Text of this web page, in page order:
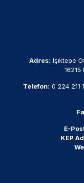
Adres: Işıktepe
16215
Telefon: 0 224 211
E-
KEP